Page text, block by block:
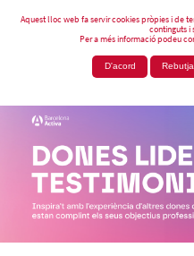
Aquest lloc web fa servir cookies pròpies i de
continguts i
Per a més informació podeu
D'acord Rebutja